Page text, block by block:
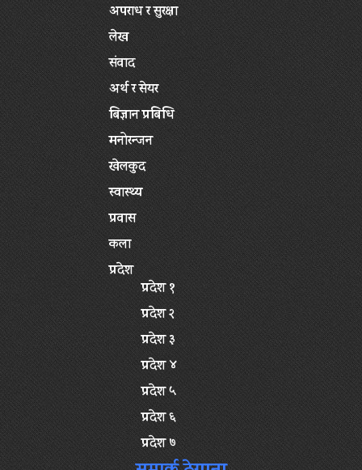
अपराध र सुरक्षा
लेख
संवाद
अर्थ र सेयर
बिज्ञान प्रबिधि
मनोरन्जन
खेलकुद
स्वास्थ्य
प्रवास
कला
प्रदेश
प्रदेश १
प्रदेश २
प्रदेश ३
प्रदेश ४
प्रदेश ५
प्रदेश ६
प्रदेश ७